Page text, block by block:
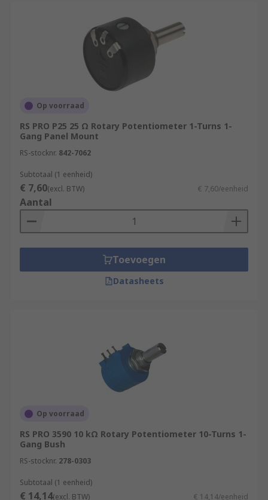
Op voorraad
RS PRO P25 25 Ω Rotary Potentiometer 1-Turns 1-
Gang Panel Mount
RS-stocknr. 842-7062
Subtotaal (1 eenheid)
€ 7,60(excl. BTW) € 7,60/eenheid
Aantal
Toevoegen
Datasheets
Op voorraad
RS PRO 3590 10 kΩ Rotary Potentiometer 10-Turns 1-
Gang Bush
RS-stocknr. 278-0303
Subtotaal (1 eenheid)
€ 14,14(excl. BTW) € 14,14/eenheid